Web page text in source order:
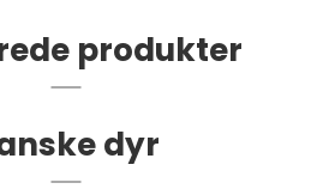
produkter
dyr